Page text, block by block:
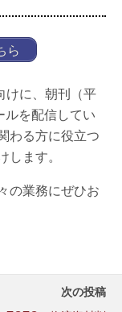
ら
けに、朝刊（平
ルを配信してい
わる方に役立つ
ます。
の業務にぜひお
次の投稿